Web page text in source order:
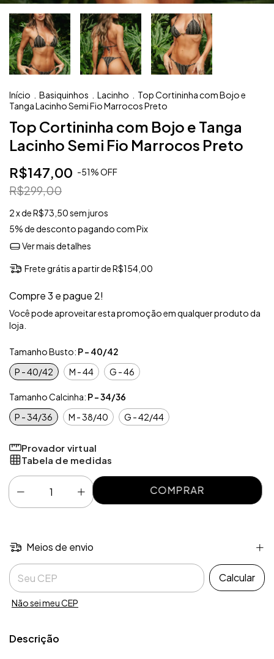
Início Basiquinhos Lacinho
Top Cortininha com Bojo e
Tanga Lacinho Semi Fio Marrocos Preto
Top Cortininha com Bojo e Tanga
Lacinho Semi Fio Marrocos Preto
R$147,00 -51%OFF
R$299,00
2x deR$73,50sem juros
5% de descontopagando com Pix
Ver mais detalhes
Frete grátis a partir deR$154,00
Compre 3 e pague 2!
Você pode aproveitar esta promoção em qualquer produto da
loja.
Tamanho Busto: P - 40/42
P - 40/42
M - 44 G - 46
Tamanho Calcinha: P - 34/36
P - 34/36
M - 38/40 G - 42/44
Provador virtual
Tabela de medidas
Meios de envio
Entregas para o CEP:
Calcular
Não sei meu CEP
Descrição